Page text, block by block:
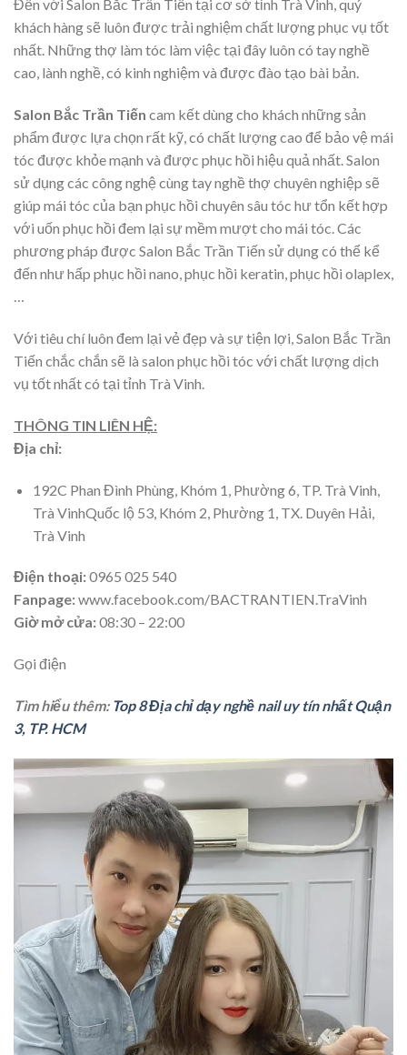
Đến với Salon Bắc Trần Tiến tại cơ sở tỉnh Trà Vinh, quý
khách hàng sẽ luôn được trải nghiệm chất lượng phục vụ tốt
nhất. Những thợ làm tóc làm việc tại đây luôn có tay nghề
cao, lành nghề, có kinh nghiệm và được đào tạo bài bản.
Salon Bắc Trần Tiến cam kết dùng cho khách những sản
phẩm được lựa chọn rất kỹ, có chất lượng cao để bảo vệ mái
tóc được khỏe mạnh và được phục hồi hiệu quả nhất. Salon
sử dụng các công nghệ cùng tay nghề thợ chuyên nghiệp sẽ
giúp mái tóc của bạn phục hồi chuyên sâu tóc hư tổn kết hợp
với uốn phục hồi đem lại sự mềm mượt cho mái tóc. Các
phương pháp được Salon Bắc Trần Tiến sử dụng có thể kể
đến như hấp phục hồi nano, phục hồi keratin, phục hồi olaplex,
…
Với tiêu chí luôn đem lại vẻ đẹp và sự tiện lợi, Salon Bắc Trần
Tiến chắc chắn sẽ là salon phục hồi tóc với chất lượng dịch
vụ tốt nhất có tại tỉnh Trà Vinh.
THÔNG TIN LIÊN HỆ:
Địa chỉ:
192C Phan Đình Phùng, Khóm 1, Phường 6, TP. Trà Vinh,
Trà VinhQuốc lộ 53, Khóm 2, Phường 1, TX. Duyên Hải,
Trà Vinh
Điện thoại:0965 025 540
Fanpage:www.facebook.com/BACTRANTIEN.TraVinh
Giờ mở cửa:08:30 – 22:00
Gọi điện
Tìm hiểu thêm: Top 8 Địa chỉ dạy nghề nail uy tín nhất Quận
3, TP. HCM